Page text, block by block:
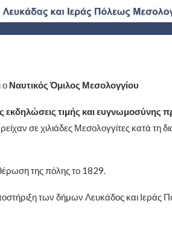
ο Ναυτικός Όμιλος Μεσολογγίου
εκδηλώσεις τιμής και ευγνωμοσύνης
σε χιλιάδες Μεσολογγίτες κατά τη
της πόλης το 1829.
των δήμων Λευκάδος και Ιεράς